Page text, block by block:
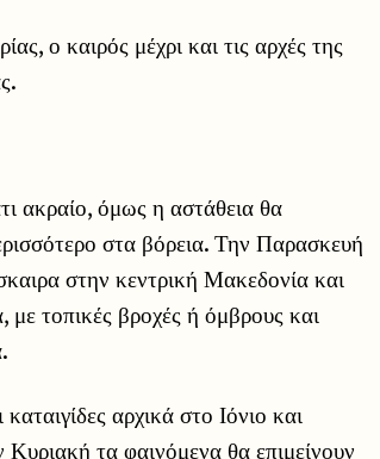
ο καιρός μέχρι και τις αρχές της
ακραίο, όμως η αστάθεια θα
στα βόρεια. Την Παρασκευή
στην κεντρική Μακεδονία και
με τοπικές βροχές ή όμβρους και
αρχικά στο Ιόνιο και
τα φαινόμενα θα επιμείνουν